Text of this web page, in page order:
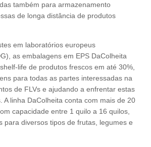
também para armazenamento
de longa distância de produtos
em laboratórios europeus
as embalagens em EPS DaColheita
life de produtos frescos em até 30%,
para todas as partes interessadas na
de FLVs e ajudando a enfrentar estas
A linha DaColheita conta com mais de 20
capacidade entre 1 quilo a 16 quilos,
para diversos tipos de frutas, legumes e